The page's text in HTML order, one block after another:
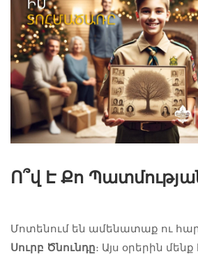
Ո՞վ Է Քո
Մոտենում են ամենատաք ու
Սուրբ Ծնունդը։ Այս օրերին